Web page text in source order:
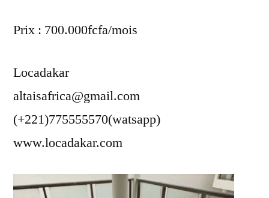
Prix : 700.000fcfa/mois
Locadakar
altaisafrica@gmail.com
(+221)775555570(watsapp)
www.locadakar.com